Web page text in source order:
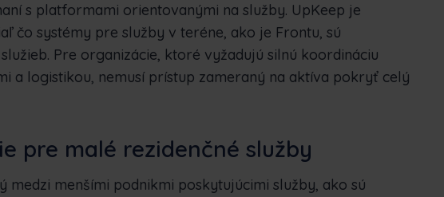
s platformami orientovanými na služby. UpKeep je
čo systémy pre služby v teréne, ako je Frontu, sú
Pre organizácie, ktoré vyžadujú silnú koordináciu
a logistikou, nemusí prístup zameraný na aktíva pokryť celý
pre malé rezidenčné služby
menšími podnikmi poskytujúcimi služby, ako sú